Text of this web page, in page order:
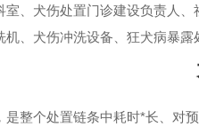
、犬伤处置门诊建设负责人
、犬伤冲洗设备、狂犬病暴露
整个处置链条中耗时*长、对